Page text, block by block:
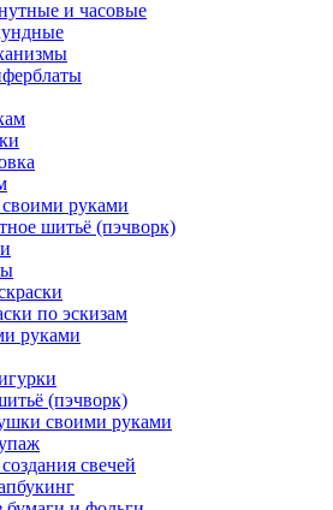
и часовые
руками
шитьё (пэчворк)
по эскизам
руками
(пэчворк)
своими руками
свечей